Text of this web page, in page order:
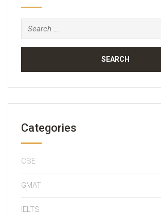
Search
for:
Categories
CSE
GMAT
IELTS